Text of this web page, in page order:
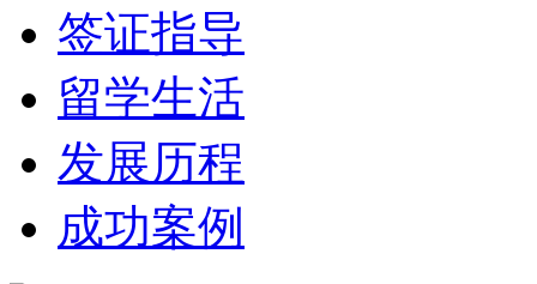
签证指导
留学生活
发展历程
成功案例